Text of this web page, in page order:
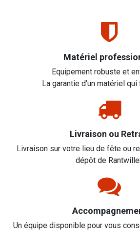
Matériel
Equipement robuste et
La garantie d'un matériel qui
Livraison ou
Livraison sur votre lieu de fête ou
dépôt de
Un équipe disponible pour vous